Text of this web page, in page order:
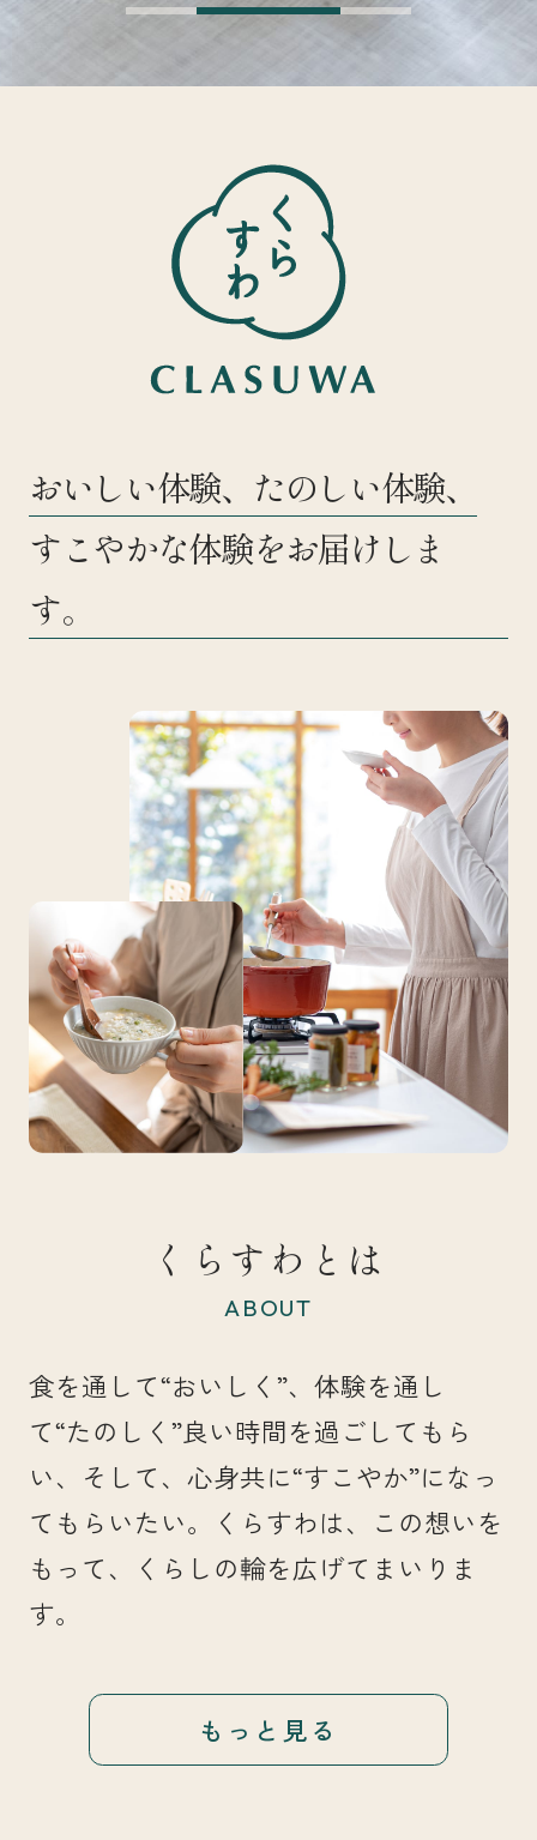
おいしい体験、たのしい体験、
すこやかな体験をお届けしま
す。
くらすわとは
ABOUT
食を通して“おいしく”、体験を通し
て“たのしく”良い時間を過ごしてもら
い、そして、心身共に“すこやか”になっ
てもらいたい。くらすわは、この想いを
もって、くらしの輪を広げてまいりま
す。
もっと見る